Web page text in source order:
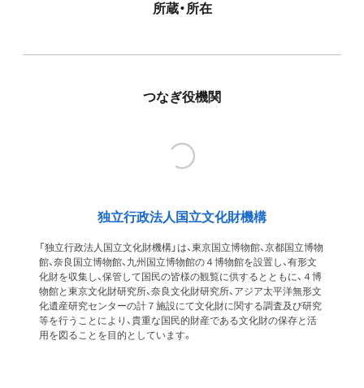
所蔵・所在
つなぎ役機関
独立行政法人国立文化財機構
「独立行政法人国立文化財機構」は、東京国立博物館、京都国立博物
館、奈良国立博物館、九州国立博物館の４博物館を設置し、有形文
化財を収集し、保管して国民の皆様の観覧に供するとともに、４博
物館と東京文化財研究所、奈良文化財研究所、アジア太平洋無形文
化遺産研究センターの計７施設にて文化財に関する調査及び研究
等を行うことにより、貴重な国民的財産である文化財の保存と活
用を図ることを目的としています。